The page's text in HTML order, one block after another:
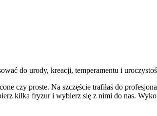
do urody, kreacji, temperamentu i
czy proste. Na szczęście trafiłaś do
kilka fryzur i wybierz się z nimi do nas.